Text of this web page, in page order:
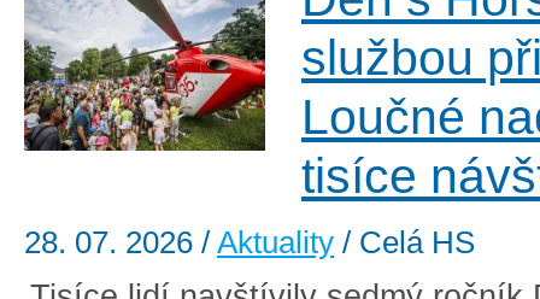
službou
Loučné
tisíce
28. 07. 2026 / Aktuality / Celá HS